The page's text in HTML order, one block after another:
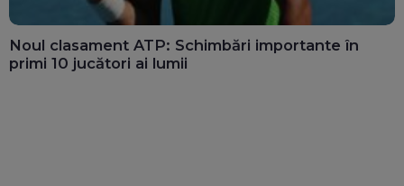
Noul clasament ATP: Schimbări importante în
primi 10 jucători ai lumii